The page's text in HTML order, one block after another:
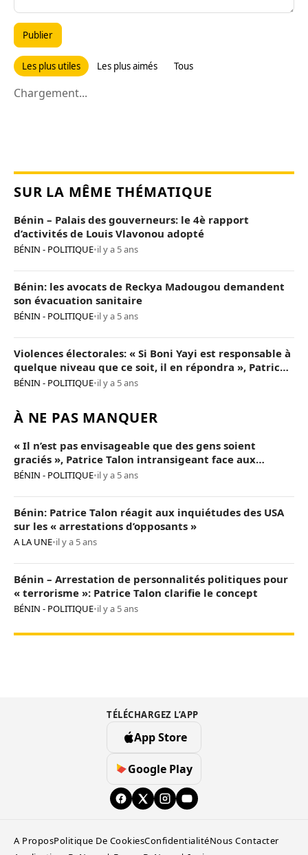
Publier
Les plus utiles Les plus aimés Tous
Chargement...
SUR LA MÊME THÉMATIQUE
Bénin – Palais des gouverneurs: le 4è rapport
d’activités de Louis Vlavonou adopté
BÉNIN - POLITIQUE•il y a 5 ans
Bénin: les avocats de Reckya Madougou demandent
son évacuation sanitaire
BÉNIN - POLITIQUE•il y a 5 ans
Violences électorales: « Si Boni Yayi est responsable à
quelque niveau que ce soit, il en répondra », Patrice
Talon
BÉNIN - POLITIQUE•il y a 5 ans
À NE PAS MANQUER
« Il n’est pas envisageable que des gens soient
graciés », Patrice Talon intransigeant face aux
« opposants terroristes »
BÉNIN - POLITIQUE•il y a 5 ans
Bénin: Patrice Talon réagit aux inquiétudes des USA
sur les « arrestations d’opposants »
A LA UNE•il y a 5 ans
Bénin – Arrestation de personnalités politiques pour
« terrorisme »: Patrice Talon clarifie le concept
BÉNIN - POLITIQUE•il y a 5 ans
TÉLÉCHARGEZ L’APP
App Store
Google Play
A ProposPolitique De CookiesConfidentialitéNous Contacter